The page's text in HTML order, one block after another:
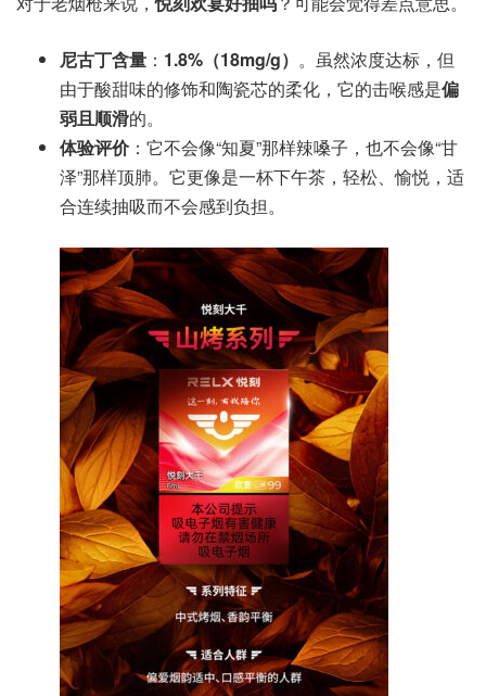
尼古丁含量 ： 1.8%（18mg/g） 。虽然浓度达标，但
由于酸甜味的修饰和陶瓷芯的柔化，它的击喉感是偏
弱且顺滑的。
体验评价：它不会像“知夏”那样辣嗓子，也不会像“甘
泽”那样顶肺。它更像是一杯下午茶，轻松、愉悦，适
合连续抽吸而不会感到负担。